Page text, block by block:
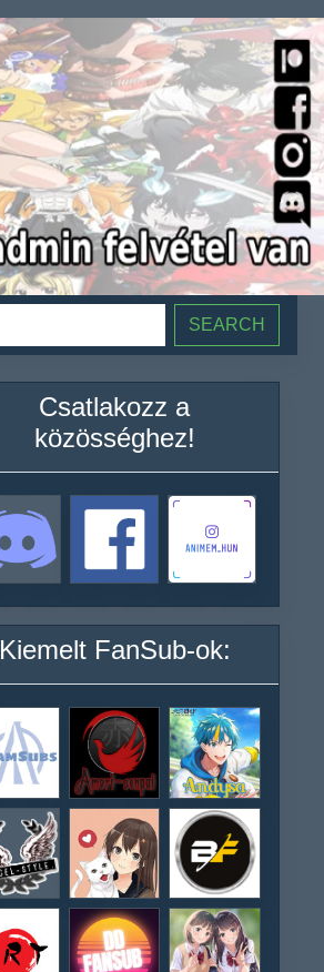
SEARCH
Csatlakozz a
közösséghez!
Kiemelt FanSub-ok: